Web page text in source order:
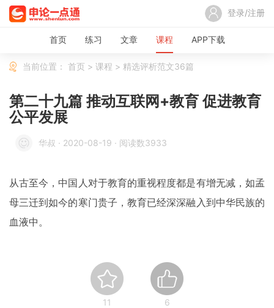
登录/注册
首页 练习 文章 课程 APP下载
当前位置： 首页 > 课程 > 精选评析范文36篇
第二十九篇 推动互联网+教育 促进教育
公平发展
华叔 · 2020-08-19 · 阅读数3933
从古至今，中国人对于教育的重视程度都是有增无减，如孟
母三迁到如今的寒门贵子，教育已经深深融入到中华民族的
血液中。
11 6